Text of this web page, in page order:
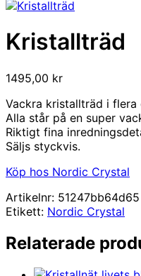
Kristallträd
1495,00 kr
Vackra kristallträd i
Alla står på en super
Riktigt fina
Säljs styckvis.
Köp hos Nordic Crystal
Artikelnr: 51247bb64d65
Etikett: Nordic Crystal
Relaterade